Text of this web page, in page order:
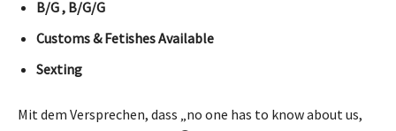
B/G , B/G/G
Customs & Fetishes Available
Sexting
Mit dem Versprechen, dass „no one has to know about us,